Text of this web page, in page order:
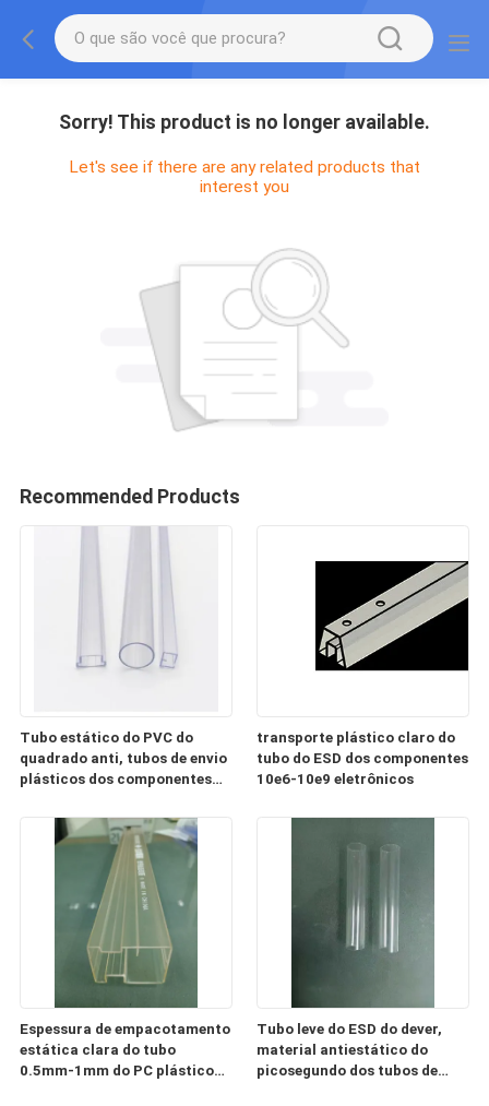
Sorry! This product is no longer available.
Let's see if there are any related products that
interest you
Recommended Products
Tubo estático do PVC do
quadrado anti, tubos de envio
plásticos dos componentes
transporte plástico claro do
tubo do ESD dos componentes
10e6-10e9 eletrônicos
Espessura de empacotamento
estática clara do tubo
0.5mm-1mm do PC plástico
Tubo leve do ESD do dever,
material antiestático do
picosegundo dos tubos de